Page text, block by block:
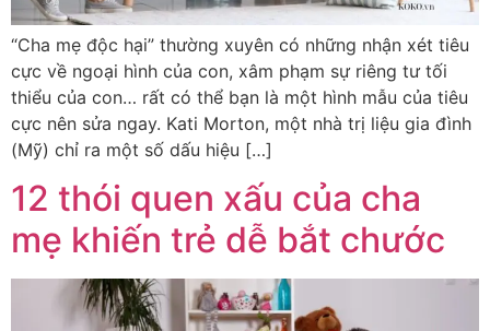
“Cha mẹ độc hại” thường xuyên có những nhận xét tiêu
cực về ngoại hình của con, xâm phạm sự riêng tư tối
thiểu của con… rất có thể bạn là một hình mẫu của tiêu
cực nên sửa ngay. Kati Morton, một nhà trị liệu gia đình
(Mỹ) chỉ ra một số dấu hiệu […]
12 thói quen xấu của cha
mẹ khiến trẻ dễ bắt chước